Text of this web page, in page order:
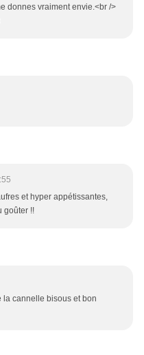
donnes vraiment envie.<br />
et hyper appétissantes,
goûter !!
la cannelle bisous et bon